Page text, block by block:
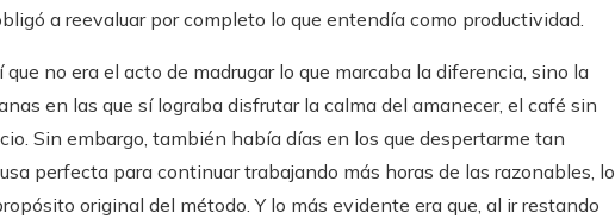
a reevaluar por completo lo que entendía como productividad.
no era el acto de madrugar lo que marcaba la diferencia, sino la
en las que sí lograba disfrutar la calma del amanecer, el café sin
Sin embargo, también había días en los que despertarme tan
perfecta para continuar trabajando más horas de las razonables, lo
original del método. Y lo más evidente era que, al ir restando